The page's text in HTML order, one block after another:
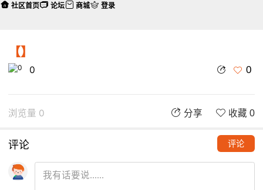
【】
0 0
浏览量 0 分享 收藏 0
评论 评论
社区首页 论坛 商城 登录